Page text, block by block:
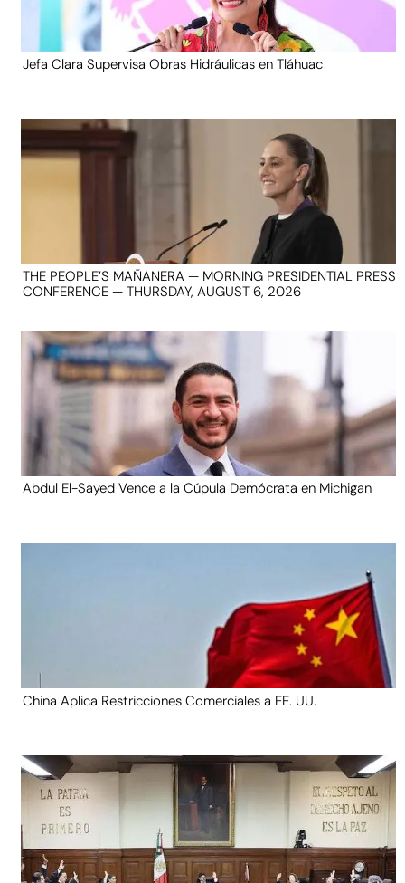
Jefa Clara Supervisa Obras Hidráulicas en Tláhuac
THE PEOPLE’S MAÑANERA — MORNING PRESIDENTIAL PRESS
CONFERENCE — THURSDAY, AUGUST 6, 2026
Abdul El-Sayed Vence a la Cúpula Demócrata en Michigan
China Aplica Restricciones Comerciales a EE. UU.